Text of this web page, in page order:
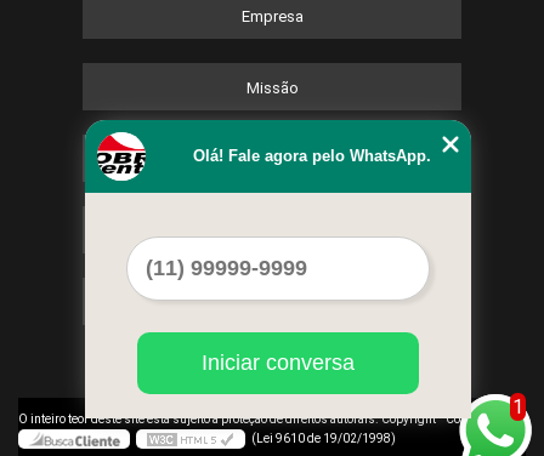
Empresa
Missão
Serviços
Mapa do site
O inteiro teor deste site está sujeito à proteção de direitos autorais. Copyright Cobre Eventos
(Lei 9610 de 19/02/1998)
1
Olá! Fale agora pelo WhatsApp.
Iniciar conversa